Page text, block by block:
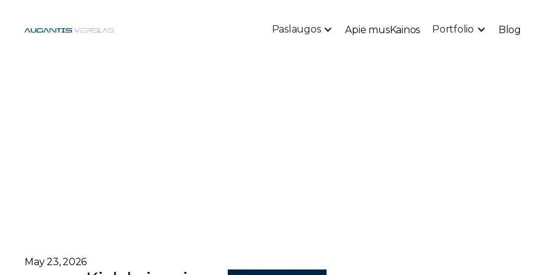
Paslaugos Apie musKainos Portfolio Blog
May 23, 2026